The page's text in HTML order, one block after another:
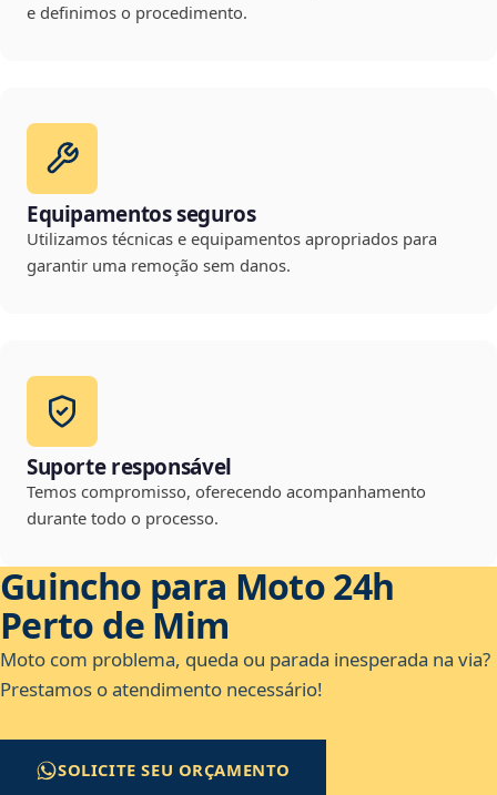
e definimos o procedimento.
Equipamentos seguros
Utilizamos técnicas e equipamentos apropriados para
garantir uma remoção sem danos.
Suporte responsável
Temos compromisso, oferecendo acompanhamento
durante todo o processo.
Guincho para Moto 24h
Perto de Mim
Moto com problema, queda ou parada inesperada na via?
Prestamos o atendimento necessário!
SOLICITE SEU ORÇAMENTO